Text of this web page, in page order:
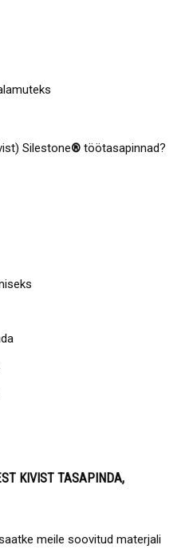
Silestone® töötasapinnad?
KIVIST TASAPINDA,
meile soovitud materjali